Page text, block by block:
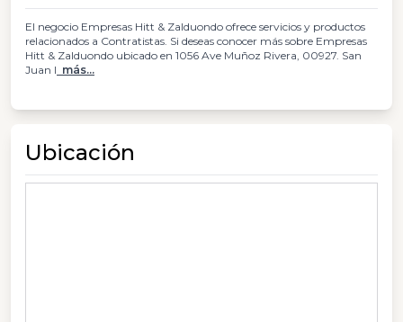
El negocio Empresas Hitt & Zalduondo ofrece servicios y productos
relacionados a Contratistas. Si deseas conocer más sobre Empresas
Hitt & Zalduondo ubicado en 1056 Ave Muñoz Rivera, 00927. San
Juan l más...
Ubicación